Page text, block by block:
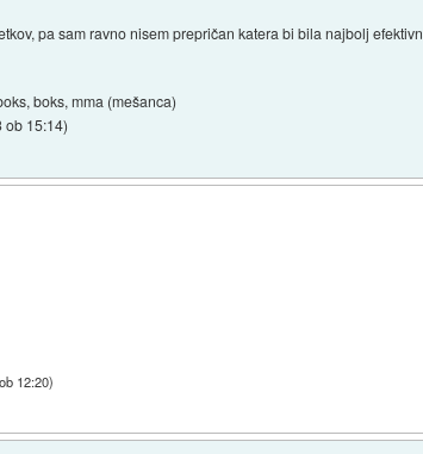
pa sam ravno nisem prepričan katera bi bila najbolj
boks, mma (mešanca)
ob 15:14)
12:20)